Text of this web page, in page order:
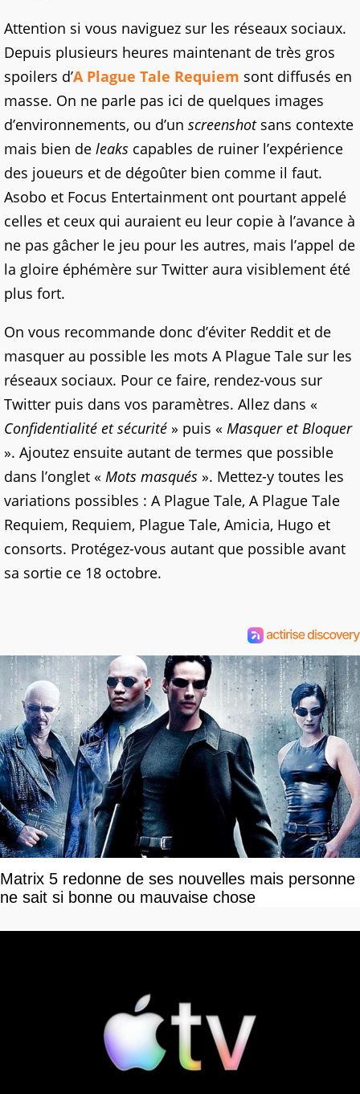
Attention si vous naviguez sur les réseaux sociaux.
Depuis plusieurs heures maintenant de très gros
spoilers d’A Plague Tale Requiem sont diffusés en
masse. On ne parle pas ici de quelques images
d’environnements, ou d’un screenshot sans contexte
mais bien de leaks capables de ruiner l’expérience
des joueurs et de dégoûter bien comme il faut.
Asobo et Focus Entertainment ont pourtant appelé
celles et ceux qui auraient eu leur copie à l’avance à
ne pas gâcher le jeu pour les autres, mais l’appel de
la gloire éphémère sur Twitter aura visiblement été
plus fort.
On vous recommande donc d’éviter Reddit et de
masquer au possible les mots A Plague Tale sur les
réseaux sociaux. Pour ce faire, rendez-vous sur
Twitter puis dans vos paramètres. Allez dans «
Confidentialité et sécurité » puis « Masquer et Bloquer
». Ajoutez ensuite autant de termes que possible
dans l’onglet « Mots masqués ». Mettez-y toutes les
variations possibles : A Plague Tale, A Plague Tale
Requiem, Requiem, Plague Tale, Amicia, Hugo et
consorts. Protégez-vous autant que possible avant
sa sortie ce 18 octobre.
Matrix 5 redonne de ses nouvelles mais personne
ne sait si bonne ou mauvaise chose